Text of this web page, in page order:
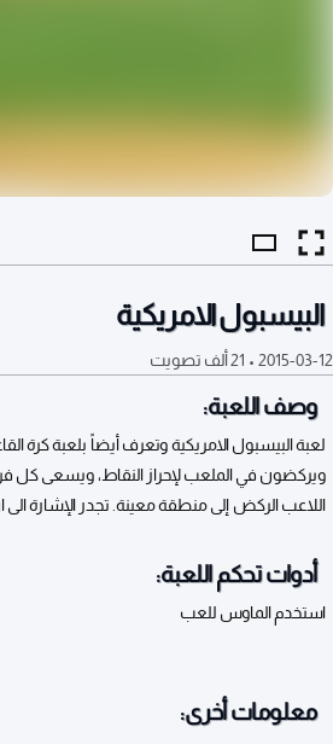
البيسبول الامريكية
2015-03-12
• 21 ألف تصويت
وصف اللعبة:
لعبة البيسبول الامريكية وتعرف أيضاً بلعبة
ويركضون في الملعب لإحراز النقاط، ويسعى كل
اللاعب الركض إلى منطقة معينة. تجدر الإشارة الى
أدوات تحكم اللعبة:
استخدم الماوس للعب
معلومات أخرى: